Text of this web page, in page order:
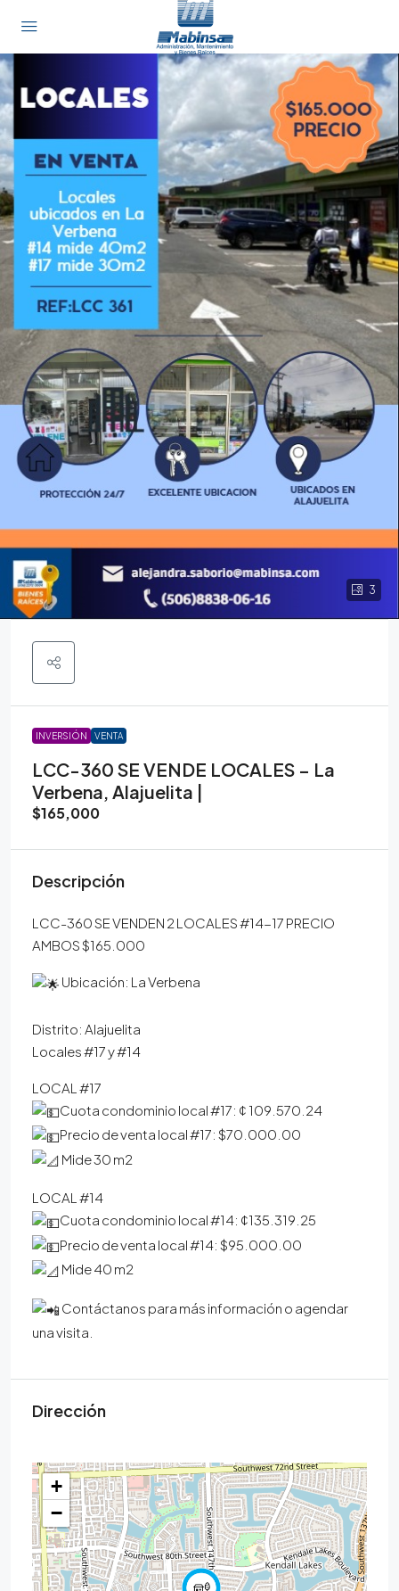
3
INVERSIÓN VENTA
LCC-360 SE VENDE LOCALES – La
Verbena, Alajuelita |
$165,000
Descripción
LCC-360 SE VENDEN 2 LOCALES #14-17 PRECIO
AMBOS $165.000
Ubicación: La Verbena
Distrito: Alajuelita
Locales #17 y #14
LOCAL #17
Cuota condominio local #17: ¢ 109.570.24
Precio de venta local #17: $70.000.00
Mide 30 m2
LOCAL #14
Cuota condominio local #14: ¢135.319.25
Precio de venta local #14: $95.000.00
Mide 40 m2
Contáctanos para más información o agendar
una visita.
Dirección
+
−